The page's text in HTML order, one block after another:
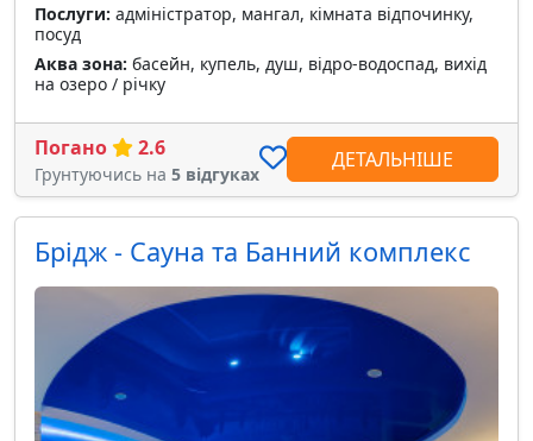
Послуги: адміністратор, мангал, кімната відпочинку,
посуд
Аква зона: басейн, купель, душ, відро-водоспад, вихід
на озеро / річку
Погано 2.6
Грунтуючись на 5 відгуках
ДЕТАЛЬНІШЕ
Брідж - Сауна та Банний комплекс